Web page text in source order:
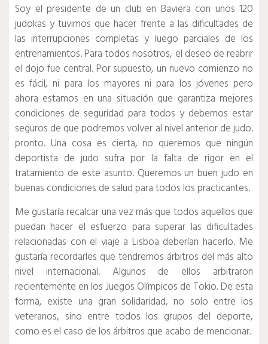
Soy el presidente de un club en Baviera con unos 120
judokas y tuvimos que hacer frente a las dificultades de
las interrupciones completas y luego parciales de los
entrenamientos.Para todos nosotros, el deseo de reabrir
el dojo fue central. Por supuesto, un nuevo comienzo no
es fácil, ni para los mayores ni para los jóvenes pero
ahora estamos en una situación que garantiza mejores
condiciones de seguridad para todos y debemos estar
seguros de que podremos volver al nivel anterior de judo.
pronto. Una cosa es cierta, no queremos que ningún
deportista de judo sufra por la falta de rigor en el
tratamiento de este asunto. Queremos un buen judo en
buenas condiciones de salud para todos los practicantes.
Me gustaría recalcar una vez más que todos aquellos que
puedan hacer el esfuerzo para superar las dificultades
relacionadas con el viaje a Lisboa deberían hacerlo. Me
gustaría recordarles que tendremos árbitros del más alto
nivel internacional. Algunos de ellos arbitraron
recientemente en los Juegos Olímpicos de Tokio.De esta
forma, existe una gran solidaridad, no solo entre los
veteranos, sino entre todos los grupos del deporte,
como es el caso de los árbitros que acabo de mencionar.